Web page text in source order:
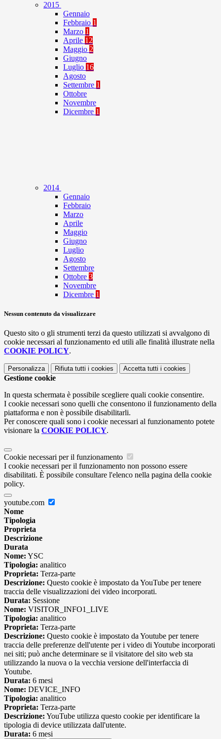
2015
Gennaio
Febbraio 1
Marzo 1
Aprile 12
Maggio 2
Giugno
Luglio 16
Agosto
Settembre 1
Ottobre
Novembre
Dicembre 1
2014
Gennaio
Febbraio
Marzo
Aprile
Maggio
Giugno
Luglio
Agosto
Settembre
Ottobre 3
Novembre
Dicembre 1
Nessun contenuto da visualizzare
Questo sito o gli strumenti terzi da questo utilizzati si avvalgono di
cookie necessari al funzionamento ed utili alle finalità illustrate nella
COOKIE POLICY.
Personalizza Rifiuta tutti i cookies Accetta tutti i cookies
Gestione cookie
In questa schermata è possibile scegliere quali cookie consentire.
I cookie necessari sono quelli che consentono il funzionamento della
piattaforma e non è possibile disabilitarli.
Per conoscere quali sono i cookie necessari al funzionamento potete
visionare la COOKIE POLICY.
Cookie necessari per il funzionamento
I cookie necessari per il funzionamento non possono essere
disabilitati. È possibile consultare l'elenco nella pagina della cookie
policy.
youtube.com
Nome
Tipologia
Proprieta
Descrizione
Durata
Nome: YSC
Tipologia: analitico
Proprieta: Terza-parte
Descrizione: Questo cookie è impostato da YouTube per tenere
traccia delle visualizzazioni dei video incorporati.
Durata: Sessione
Nome: VISITOR_INFO1_LIVE
Tipologia: analitico
Proprieta: Terza-parte
Descrizione: Questo cookie è impostato da Youtube per tenere
traccia delle preferenze dell'utente per i video di Youtube incorporati
nei siti; può anche determinare se il visitatore del sito web sta
utilizzando la nuova o la vecchia versione dell'interfaccia di
Youtube.
Durata: 6 mesi
Nome: DEVICE_INFO
Tipologia: analitico
Proprieta: Terza-parte
Descrizione: YouTube utilizza questo cookie per identificare la
tipologia di device utilizzata dall'utente.
Durata: 6 mesi